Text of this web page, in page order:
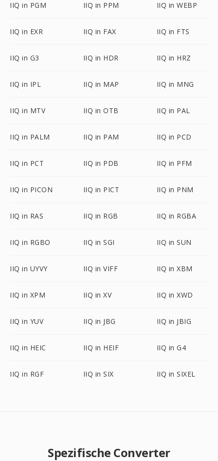
IIQ in PGM IIQ in PPM IIQ in WEBP
IIQ in EXR IIQ in FAX IIQ in FTS
IIQ in G3 IIQ in HDR IIQ in HRZ
IIQ in IPL IIQ in MAP IIQ in MNG
IIQ in MTV IIQ in OTB IIQ in PAL
IIQ in PALM IIQ in PAM IIQ in PCD
IIQ in PCT IIQ in PDB IIQ in PFM
IIQ in PICON IIQ in PICT IIQ in PNM
IIQ in RAS IIQ in RGB IIQ in RGBA
IIQ in RGBO IIQ in SGI IIQ in SUN
IIQ in UYVY IIQ in VIFF IIQ in XBM
IIQ in XPM IIQ in XV IIQ in XWD
IIQ in YUV IIQ in JBG IIQ in JBIG
IIQ in HEIC IIQ in HEIF IIQ in G4
IIQ in RGF IIQ in SIX IIQ in SIXEL
Spezifische Converter